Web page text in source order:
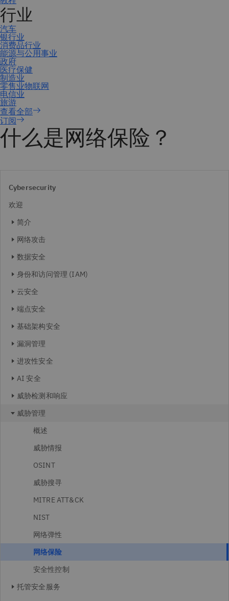
订阅
什么是网络保险？
Cybersecurity
欢迎
简介
网络攻击
数据安全
身份和访问管理 (IAM)
云安全
端点安全
基础架构安全
漏洞管理
进攻性安全
AI 安全
威胁检测和响应
威胁管理
概述
威胁情报
OSINT
威胁搜寻
MITRE ATT&CK
NIST
网络弹性
网络保险
安全性控制
托管安全服务